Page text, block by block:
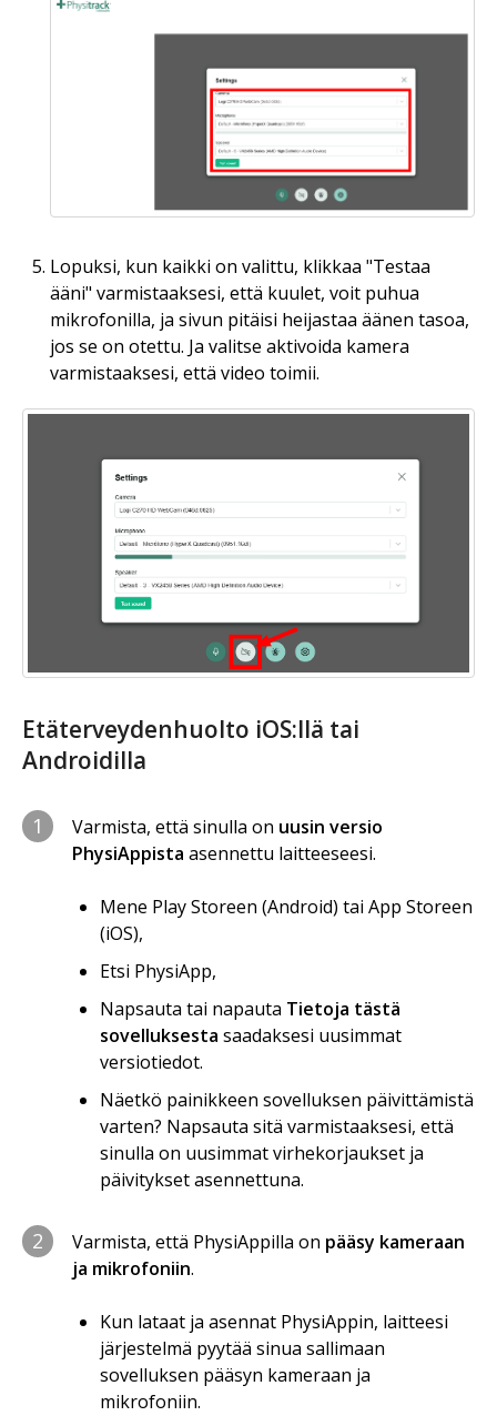
Lopuksi, kun kaikki on valittu, klikkaa "Testaa
ääni" varmistaaksesi, että kuulet, voit puhua
mikrofonilla, ja sivun pitäisi heijastaa äänen tasoa,
jos se on otettu. Ja valitse aktivoida kamera
varmistaaksesi, että video toimii.
Etäterveydenhuolto iOS:llä tai
Androidilla
1 Varmista, että sinulla on uusin versio
PhysiAppista asennettu laitteeseesi.
Mene Play Storeen (Android) tai App Storeen
(iOS),
Etsi PhysiApp,
Napsauta tai napauta Tietoja tästä
sovelluksesta saadaksesi uusimmat
versiotiedot.
Näetkö painikkeen sovelluksen päivittämistä
varten? Napsauta sitä varmistaaksesi, että
sinulla on uusimmat virhekorjaukset ja
päivitykset asennettuna.
2 Varmista, että PhysiAppilla on pääsy kameraan
ja mikrofoniin.
Kun lataat ja asennat PhysiAppin, laitteesi
järjestelmä pyytää sinua sallimaan
sovelluksen pääsyn kameraan ja
mikrofoniin.